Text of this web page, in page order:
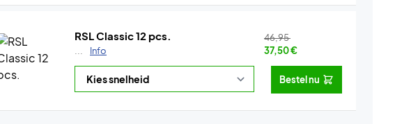
RSL Classic 12 pcs.
Info
46,95
37,50€
Bestel nu